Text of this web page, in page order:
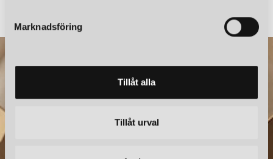
Marknadsföring
Tillåt alla
Tillåt urval